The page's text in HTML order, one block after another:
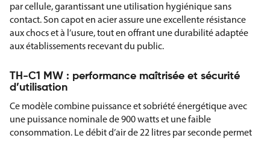
par cellule, garantissant une utilisation hygiénique sans
contact. Son capot en acier assure une excellente résistance
aux chocs et à l’usure, tout en offrant une durabilité adaptée
aux établissements recevant du public.
TH-C1 MW : performance maîtrisée et sécurité
d’utilisation
Ce modèle combine puissance et sobriété énergétique avec
une puissance nominale de 900 watts et une faible
consommation. Le débit d’air de 22 litres par seconde permet